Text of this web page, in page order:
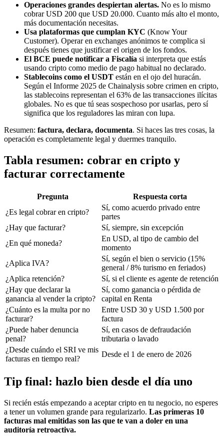
Operaciones grandes despiertan alertas. No es lo mismo
cobrar USD 200 que USD 20.000. Cuanto más alto el monto,
más documentación necesitas.
Usa plataformas que cumplan KYC (Know Your
Customer). Operar en exchanges anónimos te complica si
después tienes que justificar el origen de los fondos.
El BCE puede notificar a Fiscalía si interpreta que estás
usando cripto como medio de pago habitual no declarado.
Stablecoins como el USDT están en el ojo del huracán.
Según el Informe 2025 de Chainalysis sobre crimen en cripto,
las stablecoins representan el 63% de las transacciones ilícitas
globales. No es que tú seas sospechoso por usarlas, pero sí
significa que los reguladores las miran con lupa.
Resumen: factura, declara, documenta. Si haces las tres cosas, la
operación es completamente legal y duermes tranquilo.
Tabla resumen: cobrar en cripto y
facturar correctamente
Pregunta
Respuesta corta
¿Es legal cobrar en cripto?
Sí, como acuerdo privado entre
partes
¿Hay que facturar?
Sí, siempre, sin excepción
¿En qué moneda?
En USD, al tipo de cambio del
momento
¿Aplica IVA?
Sí, según el bien o servicio (15%
general / 8% turismo en feriados)
¿Aplica retención?
Sí, si el cliente es agente de retención
¿Hay que declarar la
ganancia al vender la cripto?
Sí, como ganancia o pérdida de
capital en Renta
¿Cuánto es la multa por no
facturar?
Entre USD 30 y USD 1.500 por
factura
¿Puede haber denuncia
penal?
Sí, en casos de defraudación
tributaria o lavado
¿Desde cuándo el SRI ve mis
facturas en tiempo real?
Desde el 1 de enero de 2026
Tip final: hazlo bien desde el día uno
Si recién estás empezando a aceptar cripto en tu negocio, no esperes
a tener un volumen grande para regularizarlo. Las primeras 10
facturas mal emitidas son las que te van a doler en una
auditoría retroactiva.